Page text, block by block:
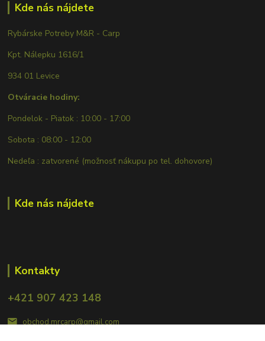
Kde nás nájdete
Rybárske Potreby M&R - Carp
Kpt. Nálepku 1616/1
934 01 Levice
Otváracie hodiny:
Pondelok - Piatok : 10:00 - 17:00
Sobota : 08:00 - 12:00
Nedeľa : zatvorené (možnosť nákupu po tel. dohovore)
Kde nás nájdete
Kontakty
+421 907 423 148
obchod.mrcarp@gmail.com